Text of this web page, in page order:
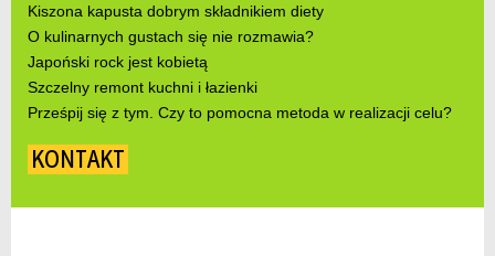
Kiszona kapusta dobrym składnikiem diety
O kulinarnych gustach się nie rozmawia?
Japoński rock jest kobietą
Szczelny remont kuchni i łazienki
Prześpij się z tym. Czy to pomocna metoda w realizacji celu?
KONTAKT